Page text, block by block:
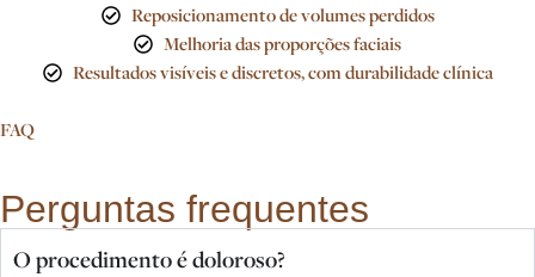
Reposicionamento de volumes perdidos
Melhoria das proporções faciais
Resultados visíveis e discretos, com durabilidade clínica
FAQ
Perguntas frequentes
O procedimento é doloroso?